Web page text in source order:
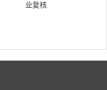
业复核